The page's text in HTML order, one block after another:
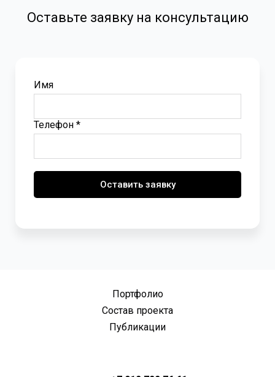
Оставьте заявку на консультацию
Имя
Телефон *
Оставить заявку
Портфолио
Состав проекта
Публикации